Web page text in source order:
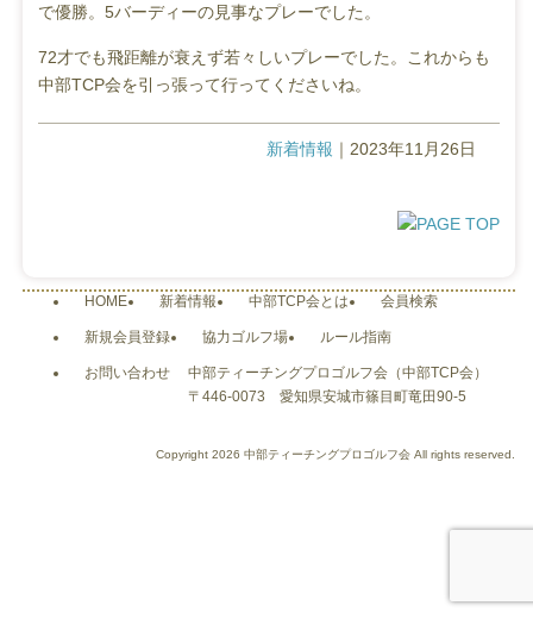
で優勝。5バーディーの見事なプレーでした。
72才でも飛距離が衰えず若々しいプレーでした。これからも
中部TCP会を引っ張って行ってくださいね。
新着情報 ｜2023年11月26日
HOME 新着情報 中部TCP会とは 会員検索
新規会員登録 協力ゴルフ場 ルール指南
お問い合わせ
中部ティーチングプロゴルフ会（中部TCP会）
〒446-0073 愛知県安城市篠目町竜田90-5
Copyright2026 中部ティーチングプロゴルフ会 All rights reserved.